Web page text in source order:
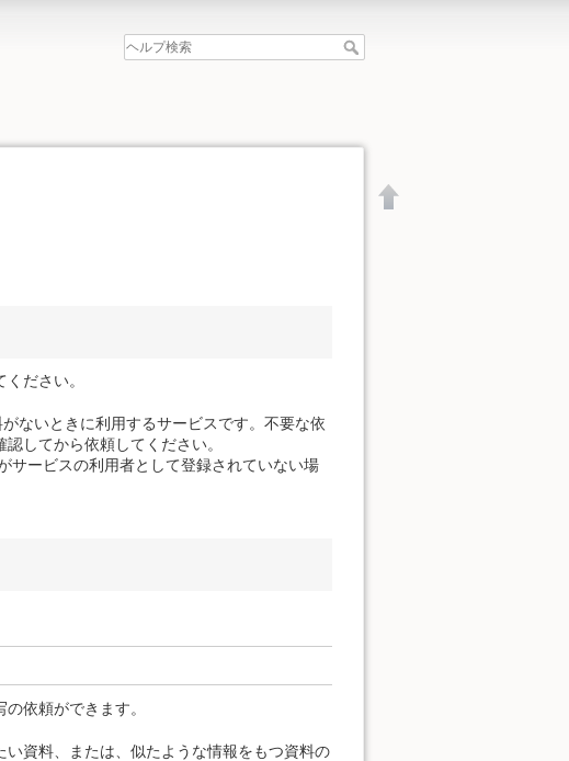
ださい。
ないときに利用するサービスです。不要な依
してから依頼してください。
サービスの利用者として登録されていない場
依頼ができます。
資料、または、似たような情報をもつ資料の